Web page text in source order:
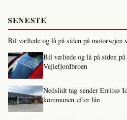
SENESTE
Bil væltede og lå på siden på motorvejen
Bil væltede og lå på siden på
Vejlefjordbroen
Nedslidt tag sender Erritsø
kommunen efter lån